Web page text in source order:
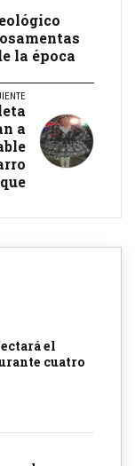
la época
a
el
cuatro